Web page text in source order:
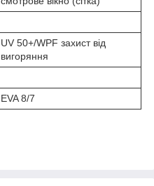
UV 50+/WPF захист від
вигоряння
EVA 8/7